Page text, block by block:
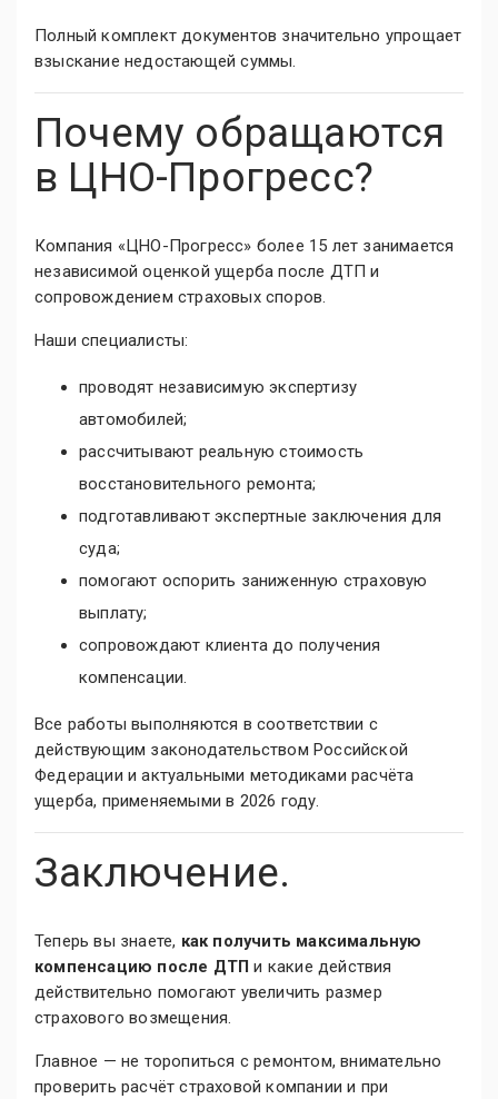
Полный комплект документов значительно упрощает
взыскание недостающей суммы.
Почему обращаются
в ЦНО-Прогресс?
Компания «ЦНО-Прогресс» более 15 лет занимается
независимой оценкой ущерба после ДТП и
сопровождением страховых споров.
Наши специалисты:
проводят независимую экспертизу
автомобилей;
рассчитывают реальную стоимость
восстановительного ремонта;
подготавливают экспертные заключения для
суда;
помогают оспорить заниженную страховую
выплату;
сопровождают клиента до получения
компенсации.
Все работы выполняются в соответствии с
действующим законодательством Российской
Федерации и актуальными методиками расчёта
ущерба, применяемыми в 2026 году.
Заключение.
Теперь вы знаете, как получить максимальную
компенсацию после ДТП и какие действия
действительно помогают увеличить размер
страхового возмещения.
Главное — не торопиться с ремонтом, внимательно
проверить расчёт страховой компании и при